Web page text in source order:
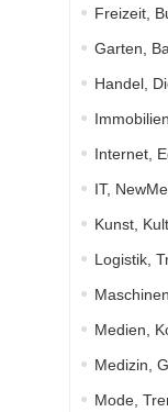
Freizeit,
Garten,
Handel,
Immobilien
Internet,
IT,
Kunst,
Logistik,
Medien,
Medizin,
Mode,